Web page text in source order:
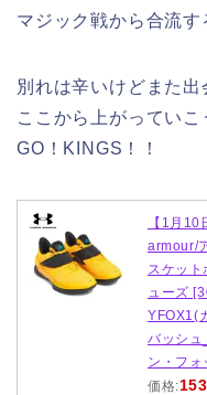
マジック戦から合流す
別れは辛いけどまた出
ここから上がっていこ
GO！KINGS！！
【1月10
armour/
スケット
ューズ
YFOX1(
バッシュ
ン・フ
価格: